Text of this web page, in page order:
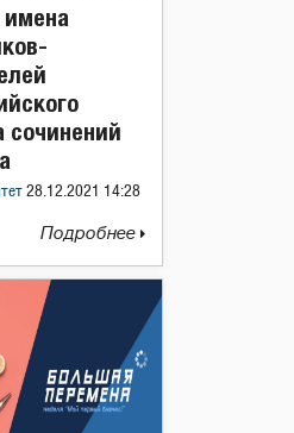
сочинений
28.12.2021 14:28
Подробнее